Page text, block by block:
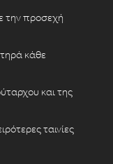
προσεχή
κάθε
και της
ταινίες